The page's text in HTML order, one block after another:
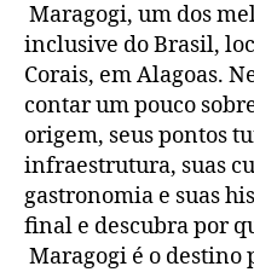
Maragogi, um dos
inclusive do Brasil,
Corais, em Alagoas.
contar um pouco
origem, seus pontos
infraestrutura, suas
gastronomia e suas
final e descubra por
Maragogi é o destino